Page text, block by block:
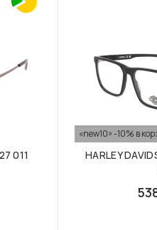
011
«new10» -10% в
HARLEY